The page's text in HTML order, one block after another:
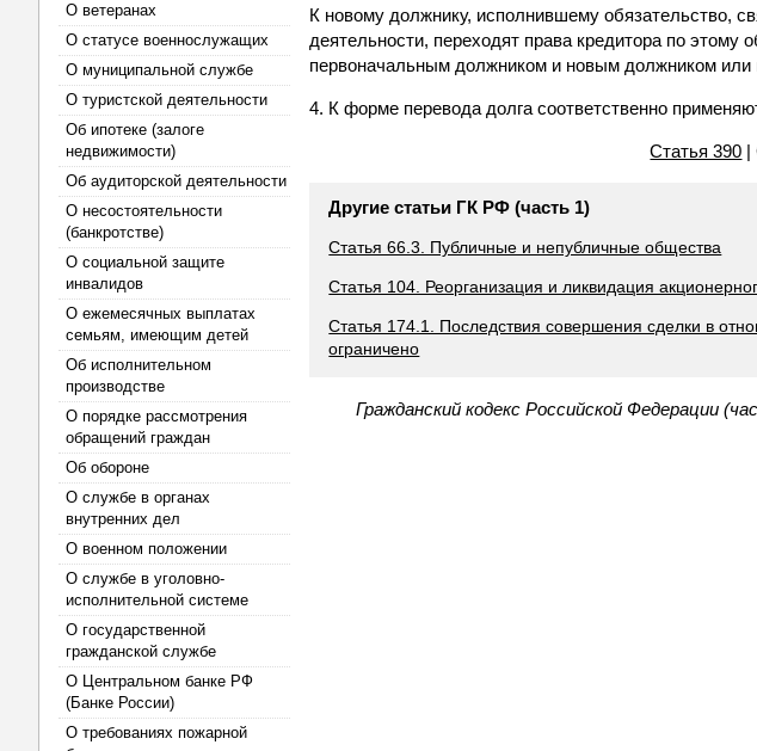
О ветеранах
О статусе военнослужащих
О муниципальной службе
О туристской деятельности
Об ипотеке (залоге
недвижимости)
Об аудиторской деятельности
О несостоятельности
(банкротстве)
О социальной защите
инвалидов
О ежемесячных выплатах
семьям, имеющим детей
Об исполнительном
производстве
О порядке рассмотрения
обращений граждан
Об обороне
О службе в органах
внутренних дел
О военном положении
О службе в уголовно-
исполнительной системе
О государственной
гражданской службе
О Центральном банке РФ
(Банке России)
О требованиях пожарной
К новому должнику, исполнившему обязательство,
деятельности, переходят права кредитора по
первоначальным должником и новым должником или
4. К форме перевода долга соответственно
Статья 390 |
Другие статьи ГК РФ (часть 1)
Статья 66.3. Публичные и непубличные общества
Статья 104. Реорганизация и ликвидация
Статья 174.1. Последствия совершения сделки в
ограничено
Гражданский кодекс Российской Федерации